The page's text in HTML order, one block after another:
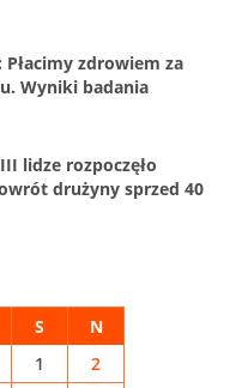
zdrowiem za
Wyniki badania
lidze rozpoczęło
drużyny sprzed 40
S N
1
2